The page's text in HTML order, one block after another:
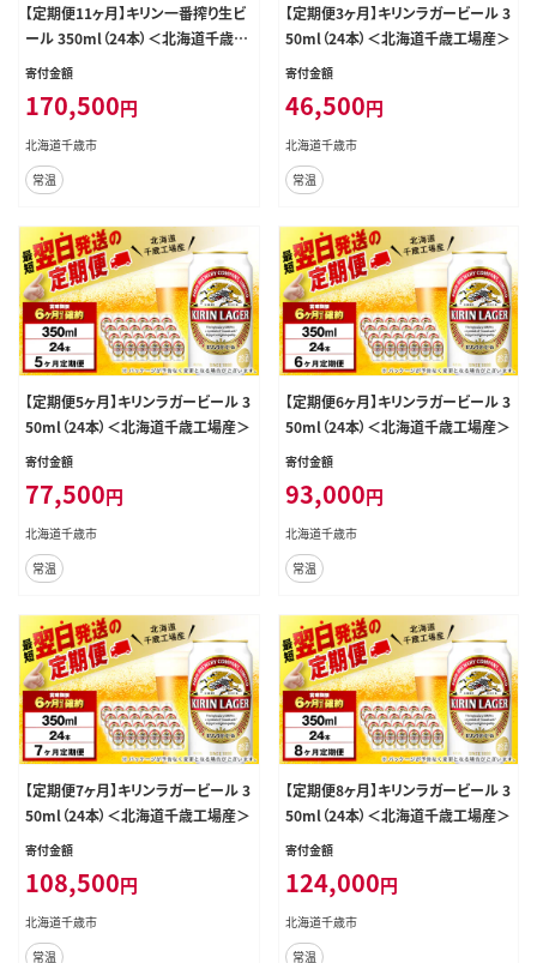
【定期便11ヶ月】キリン一番搾り生ビ
ール 350ml（24本）＜北海道千歳工
場産＞
寄付金額
170,500円
北海道千歳市
常温
【定期便3ヶ月】キリンラガービール 3
50ml（24本）＜北海道千歳工場産＞
寄付金額
46,500円
北海道千歳市
常温
【定期便5ヶ月】キリンラガービール 3
50ml（24本）＜北海道千歳工場産＞
寄付金額
77,500円
北海道千歳市
常温
【定期便6ヶ月】キリンラガービール 3
50ml（24本）＜北海道千歳工場産＞
寄付金額
93,000円
北海道千歳市
常温
【定期便7ヶ月】キリンラガービール 3
50ml（24本）＜北海道千歳工場産＞
寄付金額
108,500円
北海道千歳市
常温
【定期便8ヶ月】キリンラガービール 3
50ml（24本）＜北海道千歳工場産＞
寄付金額
124,000円
北海道千歳市
常温